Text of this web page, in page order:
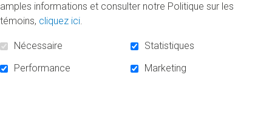
Téléchargez le formulaire
amples informations et consulter notre Politique sur les
témoins, cliquez ici.
Nécessaire
Statistiques
Performance
Marketing